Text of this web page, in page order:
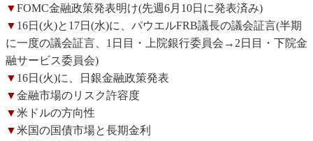
▼FOMC金融政策発表明け(先週6月10日に発表済み)
▼ 16日(火)と17日(水)に、パウエルFRB議長の議会証言(半期
に一度の議会証言、1日目・上院銀行委員会→2日目・下院金
融サービス委員会)
▼ 16日(火)に、日銀金融政策発表
▼金融市場のリスク許容度
▼米ドルの方向性
▼米国の国債市場と長期金利